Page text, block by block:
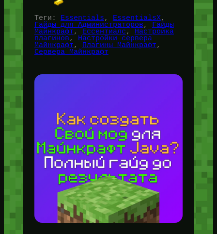
Теги: Essentials, EssentialsX
Гайды для Администраторов, Гайды
Майнкрафт, Ессентиалс, Настройка
плагинов, Настройки сервера
Майнкрафт, Плагины Майнкрафт
Сервера Майнкрафт